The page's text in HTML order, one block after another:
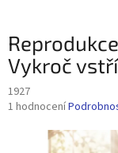
Vykroč
1927
Průměrné
produktu
1 hodnocení